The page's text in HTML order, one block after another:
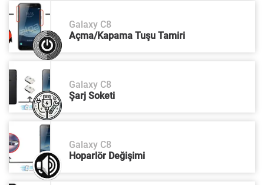
Galaxy C8
Açma/Kapama Tuşu Tamiri
Galaxy C8
Şarj Soketi
Galaxy C8
Hoparlör Değişimi